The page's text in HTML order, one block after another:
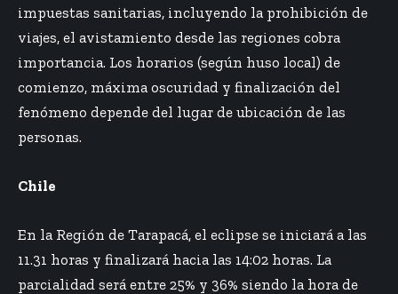
impuestas sanitarias, incluyendo la prohibición de
viajes, el avistamiento desde las regiones cobra
importancia. Los horarios (según huso local) de
comienzo, máxima oscuridad y finalización del
fenómeno depende del lugar de ubicación de las
personas.
Chile
En la Región de Tarapacá, el eclipse se iniciará a las
11.31 horas y finalizará hacia las 14:02 horas. La
parcialidad será entre 25% y 36% siendo la hora de